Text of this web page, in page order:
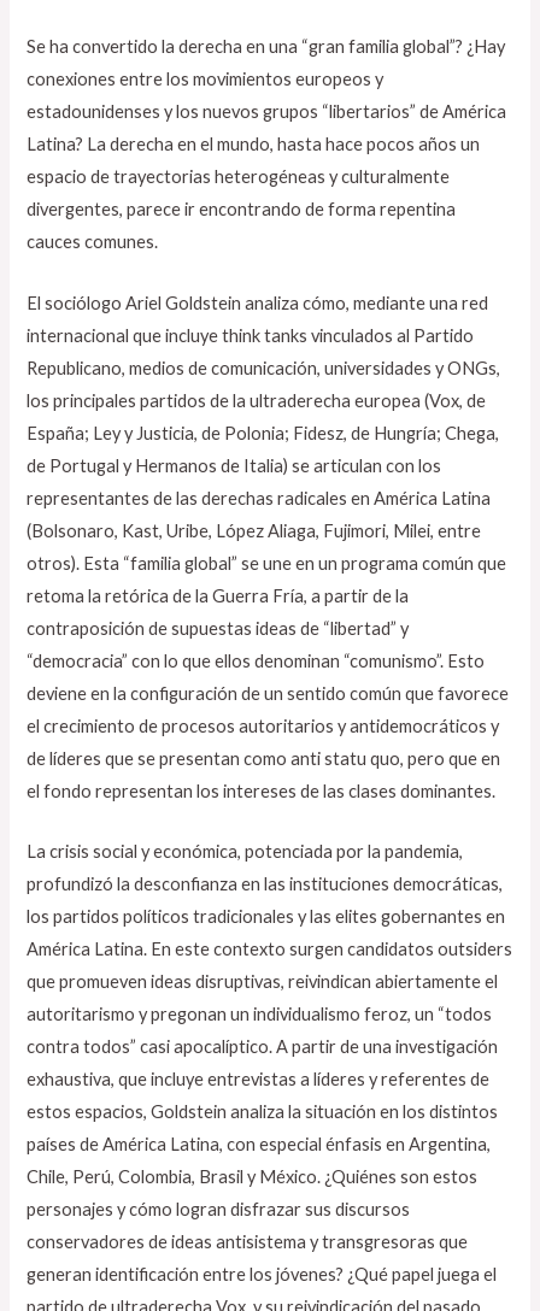
Se ha convertido la derecha en una “gran familia global”? ¿Hay
conexiones entre los movimientos europeos y
estadounidenses y los nuevos grupos “libertarios” de América
Latina? La derecha en el mundo, hasta hace pocos años un
espacio de trayectorias heterogéneas y culturalmente
divergentes, parece ir encontrando de forma repentina
cauces comunes.
El sociólogo Ariel Goldstein analiza cómo, mediante una red
internacional que incluye think tanks vinculados al Partido
Republicano, medios de comunicación, universidades y ONGs,
los principales partidos de la ultraderecha europea (Vox, de
España; Ley y Justicia, de Polonia; Fidesz, de Hungría; Chega,
de Portugal y Hermanos de Italia) se articulan con los
representantes de las derechas radicales en América Latina
(Bolsonaro, Kast, Uribe, López Aliaga, Fujimori, Milei, entre
otros). Esta “familia global” se une en un programa común que
retoma la retórica de la Guerra Fría, a partir de la
contraposición de supuestas ideas de “libertad” y
“democracia” con lo que ellos denominan “comunismo”. Esto
deviene en la configuración de un sentido común que favorece
el crecimiento de procesos autoritarios y antidemocráticos y
de líderes que se presentan como anti statu quo, pero que en
el fondo representan los intereses de las clases dominantes.
La crisis social y económica, potenciada por la pandemia,
profundizó la desconfianza en las instituciones democráticas,
los partidos políticos tradicionales y las elites gobernantes en
América Latina. En este contexto surgen candidatos outsiders
que promueven ideas disruptivas, reivindican abiertamente el
autoritarismo y pregonan un individualismo feroz, un “todos
contra todos” casi apocalíptico. A partir de una investigación
exhaustiva, que incluye entrevistas a líderes y referentes de
estos espacios, Goldstein analiza la situación en los distintos
países de América Latina, con especial énfasis en Argentina,
Chile, Perú, Colombia, Brasil y México. ¿Quiénes son estos
personajes y cómo logran disfrazar sus discursos
conservadores de ideas antisistema y transgresoras que
generan identificación entre los jóvenes? ¿Qué papel juega el
partido de ultraderecha Vox, y su reivindicación del pasado